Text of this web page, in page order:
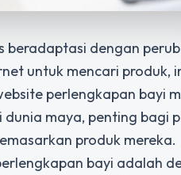
beradaptasi dengan
untuk mencari produk,
perlengkapan bayi
maya, penting bagi
produk mereka.
bayi adalah